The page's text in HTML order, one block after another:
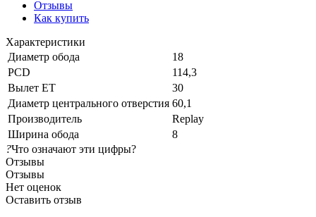
Отзывы
Как купить
Характеристики
Диаметр обода
18
PCD
114,3
Вылет ET
30
Диаметр центрального отверстия 60,1
Производитель
Replay
Ширина обода
8
?Что означают эти цифры?
Отзывы
Отзывы
Нет оценок
Оставить отзыв